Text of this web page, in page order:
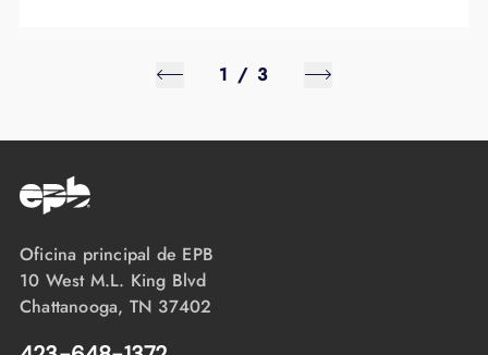
1 / 3
Oficina principal de EPB
10 West M.L. King Blvd
Chattanooga, TN 37402